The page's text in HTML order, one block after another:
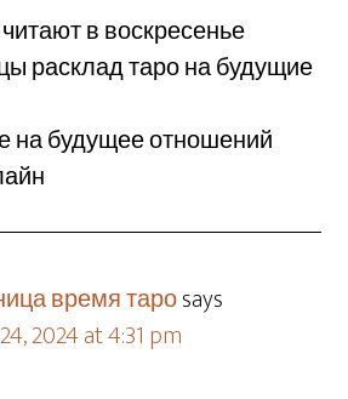
в воскресенье
расклад таро на будущие
на будущее отношений
время тароsays
2024 at 4:31 pm